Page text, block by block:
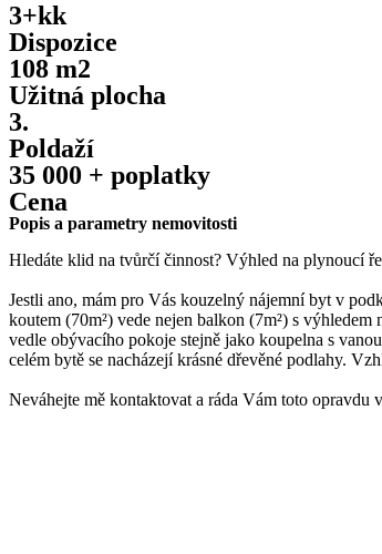
3+kk
Dispozice
108 m2
Užitná plocha
3.
Poldaží
35 000 + poplatky
Cena
Popis a parametry nemovitosti
Hledáte klid na tvůrčí činnost? Výhled na plynoucí
Jestli ano, mám pro Vás kouzelný nájemní byt v
koutem (70m²) vede nejen balkon (7m²) s
vedle obývacího pokoje stejně jako koupelna s
celém bytě se nacházejí krásné dřevěné podlahy.
Neváhejte mě kontaktovat a ráda Vám toto